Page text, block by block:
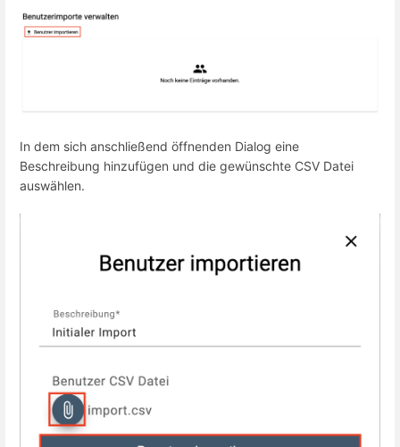
In dem sich anschließend öffnenden Dialog eine
Beschreibung hinzufügen und die gewünschte CSV Datei
auswählen.